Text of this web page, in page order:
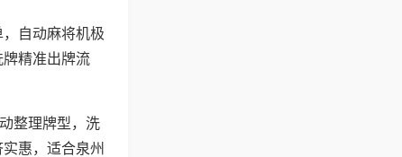
自动麻将机极
精准出牌流
整理牌型，洗
惠，适合泉州